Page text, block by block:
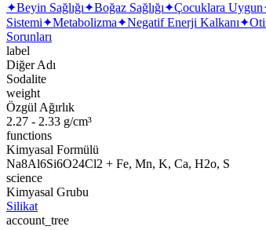
✦Beyin Sağlığı✦Boğaz Sağlığı✦Çocuklara Uygun
Sistemi✦Metabolizma✦Negatif Enerji Kalkanı✦
Sorunları
label
Diğer Adı
Sodalite
weight
Özgül Ağırlık
2.27 - 2.33 g/cm³
functions
Kimyasal Formülü
Na8Al6Si6O24Cl2 + Fe, Mn, K, Ca, H2o, S
science
Kimyasal Grubu
Silikat
account_tree